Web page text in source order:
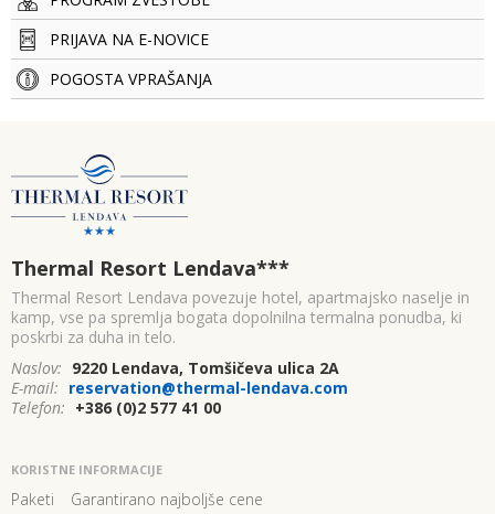
PRIJAVA NA E-NOVICE
POGOSTA VPRAŠANJA
Thermal Resort Lendava***
Thermal Resort Lendava povezuje hotel, apartmajsko naselje in
kamp, vse pa spremlja bogata dopolnilna termalna ponudba, ki
poskrbi za duha in telo.
Naslov: 9220 Lendava, Tomšičeva ulica 2A
E-mail: reservation@thermal-lendava.com
Telefon: +386 (0)2 577 41 00
KORISTNE INFORMACIJE
Paketi Garantirano najboljše cene